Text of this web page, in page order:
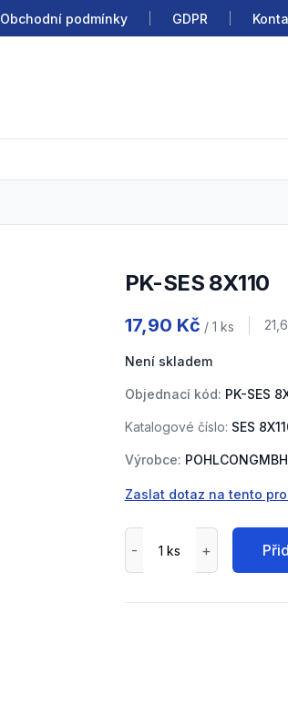
Obchodní podmínky GDPR
PK-SES 8X110
17,90 Kč / 1 ks
Není skladem
Objednací kód: PK-SES
Katalogové číslo: SES
Výrobce: POHLCONGMBH
Zaslat dotaz na tento